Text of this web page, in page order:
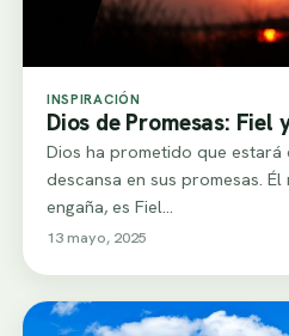
INSPIRACIÓN
Dios de Promesas: Fiel
Dios ha prometido que
descansa en sus promesas. Él
engaña, es Fiel…
13 mayo, 2025